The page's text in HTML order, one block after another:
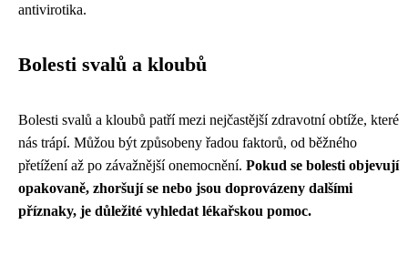
antivirotika.
Bolesti svalů a kloubů
Bolesti svalů a kloubů patří mezi nejčastější zdravotní obtíže, které
nás trápí. Můžou být způsobeny řadou faktorů, od běžného
přetížení až po závažnější onemocnění. Pokud se bolesti objevují
opakovaně, zhoršují se nebo jsou doprovázeny dalšími
příznaky, je důležité vyhledat lékařskou pomoc.